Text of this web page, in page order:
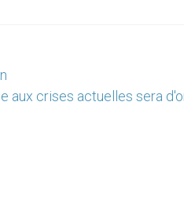
aux crises actuelles sera